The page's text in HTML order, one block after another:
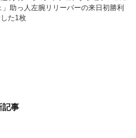
助っ人左腕リリーバーの来日初勝利
た1枚
記事